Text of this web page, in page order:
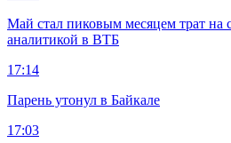
Май стал пиковым месяцем трат на
аналитикой в ВТБ
17:14
Парень утонул в Байкале
17:03